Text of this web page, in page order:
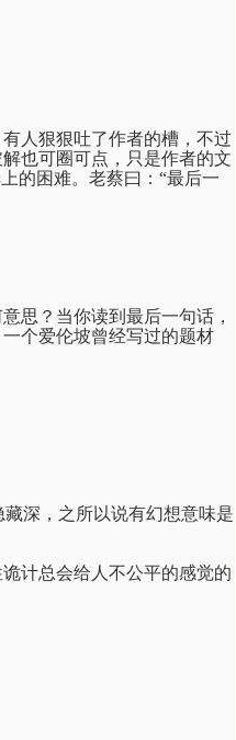
人狠狠吐了作者的槽，不过
也可圈可点，只是作者的文
的困难。老蔡曰：“最后一
思？当你读到最后一句话，
个爱伦坡曾经写过的题材
深，之所以说有幻想意味是
计总会给人不公平的感觉的